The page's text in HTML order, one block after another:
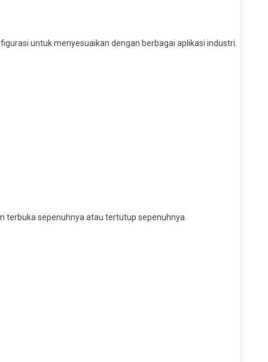
untuk menyesuaikan dengan berbagai aplikasi industri.
terbuka sepenuhnya atau tertutup sepenuhnya.